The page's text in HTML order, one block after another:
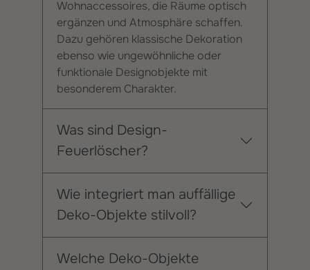
Wohnaccessoires, die Räume optisch
ergänzen und Atmosphäre schaffen.
Dazu gehören klassische Dekoration
ebenso wie ungewöhnliche oder
funktionale Designobjekte mit
besonderem Charakter.
Was sind Design-
Feuerlöscher?
Wie integriert man auffällige
Deko-Objekte stilvoll?
Welche Deko-Objekte